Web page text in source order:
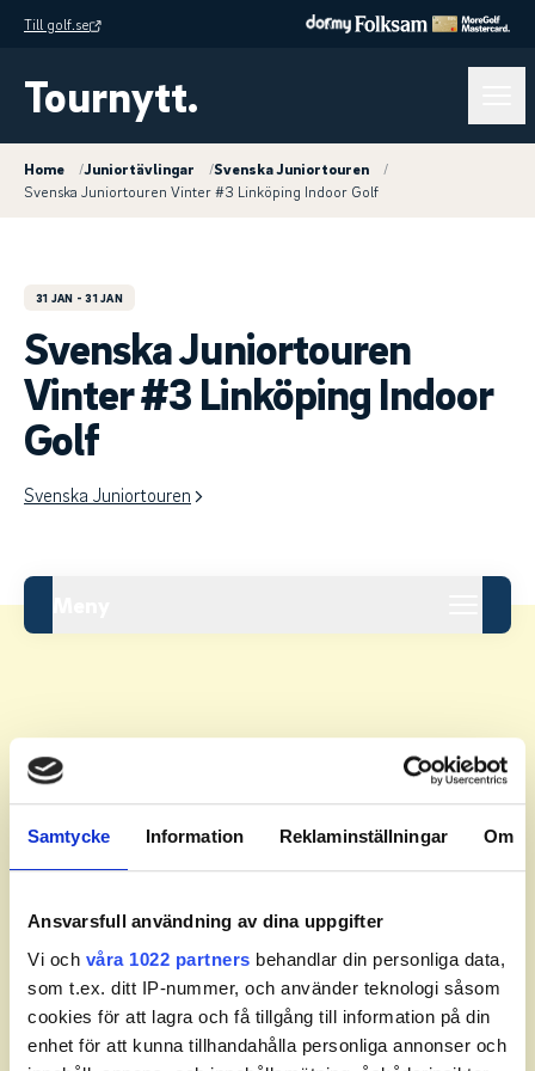
Samtycke Information Reklaminställningar Om
Ansvarsfull användning av dina uppgifter
Vi och våra 1022 partners behandlar din personliga data,
som t.ex. ditt IP-nummer, och använder teknologi såsom
cookies för att lagra och få tillgång till information på din
enhet för att kunna tillhandahålla personliga annonser och
Till golf.se
Tournytt.
Home /Juniortävlingar /Svenska Juniortouren
/
Svenska Juniortouren Vinter #3 Linköping Indoor Golf
31 JAN - 31 JAN
Svenska Juniortouren
Vinter #3 Linköping Indoor
Golf
Svenska Juniortouren
Leaderboard.
Pos Namn
Inga resultat tillgängliga ännu.